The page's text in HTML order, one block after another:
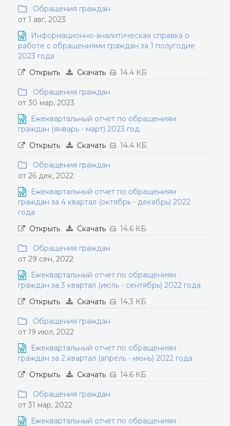
Обращения граждан
от 1 авг, 2023
Информационно-аналитическая справка о
работе с обращениями граждан за 1 полугодие
2023 года
Открыть
Скачать 14.4 КБ
Обращения граждан
от 30 мар, 2023
Ежеквартальный отчет по обращениям
граждан (январь - март) 2023 год
Открыть
Скачать 14.4 КБ
Обращения граждан
от 26 дек, 2022
Ежеквартальный отчет по обращениям
граждан за 4 квартал (октябрь - декабрь) 2022
года
Открыть
Скачать 14.6 КБ
Обращения граждан
от 29 сен, 2022
Ежеквартальный отчет по обращениям
граждан за 3 квартал (июль - сентябрь) 2022 года
Открыть
Скачать 14.3 КБ
Обращения граждан
от 19 июл, 2022
Ежеквартальный отчет по обращениям
граждан за 2 квартал (апрель - июнь) 2022 года
Открыть
Скачать 14.6 КБ
Обращения граждан
от 31 мар, 2022
Ежеквартальный отчет по обращениям